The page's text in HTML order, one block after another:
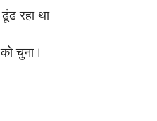
रहा था
चुना।